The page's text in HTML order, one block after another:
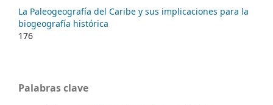
La Paleogeografía del Caribe y sus implicaciones para la
biogeografía histórica
176
Palabras clave